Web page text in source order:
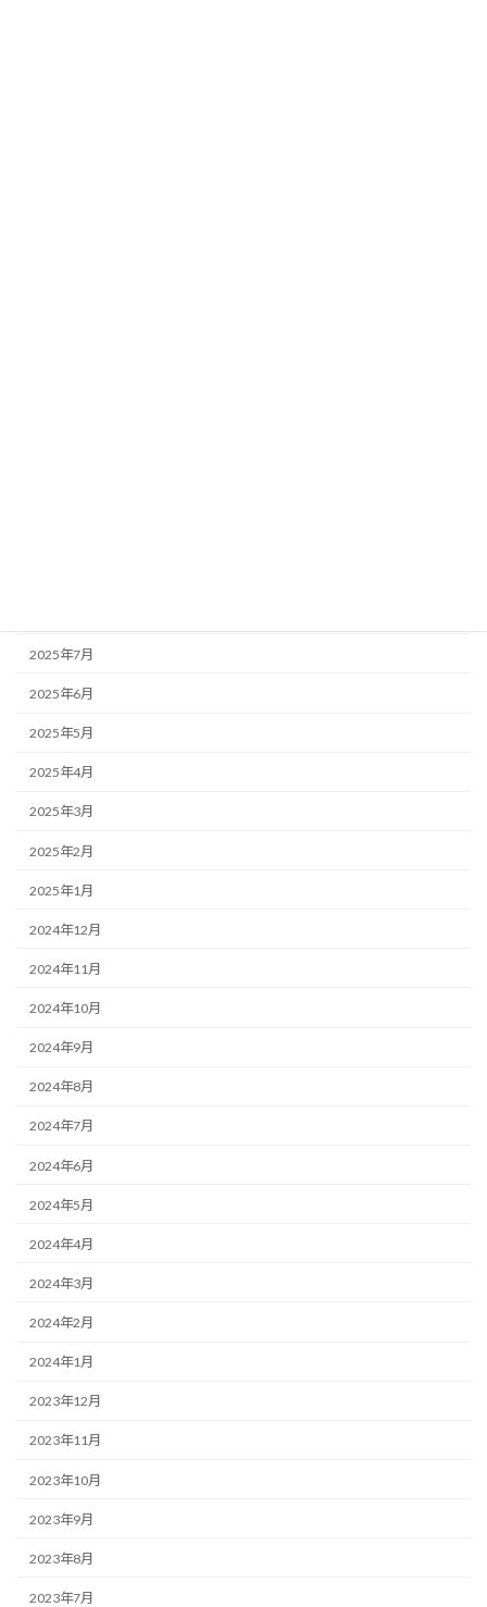
2025年7月
2025年6月
2025年5月
2025年4月
2025年3月
2025年2月
2025年1月
2024年12月
2024年11月
2024年10月
2024年9月
2024年8月
2024年7月
2024年6月
2024年5月
2024年4月
2024年3月
2024年2月
2024年1月
2023年12月
2023年11月
2023年10月
2023年9月
2023年8月
2023年7月